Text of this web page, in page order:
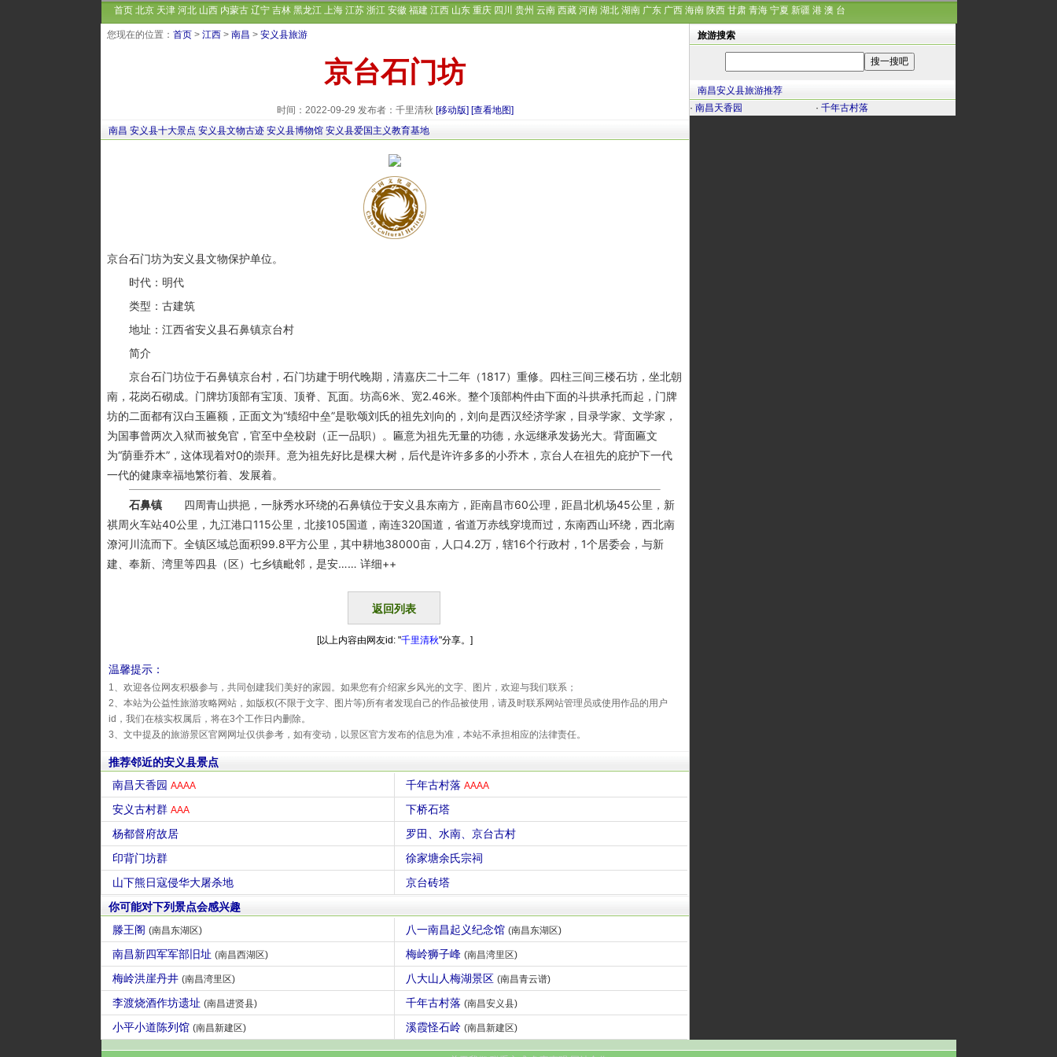
首页 北京 天津 河北 山西 内蒙古 辽宁 吉林 黑龙江 上海 江苏 浙江 安徽 福建 江西 山东 重庆 四川 贵州 云南 西藏 河南 湖北 湖南 广东 广西 海南 陕西 甘肃 青海 宁夏 新疆 港 澳 台
您现在的位置： 首页 > 江西 > 南昌 > 安义县旅游
京台石门坊
时间：2022-09-29 发布者：千里清秋 [移动版] [查看地图]
南昌 安义县十大景点 安义县文物古迹 安义县博物馆 安义县爱国主义教育基地
京台石门坊为安义县文物保护单位。
时代：明代
类型：古建筑
地址：江西省安义县石鼻镇京台村
简介
京台石门坊位于石鼻镇京台村，石门坊建于明代晚期，清嘉庆二十二年（1817）重修。四柱三间三楼石坊，坐北朝
南，花岗石砌成。门牌坊顶部有宝顶、顶脊、瓦面。坊高6米、宽2.46米。整个顶部构件由下面的斗拱承托而起，门牌
坊的二面都有汉白玉匾额，正面文为“绩绍中垒”是歌颂刘氏的祖先刘向的，刘向是西汉经济学家，目录学家、文学家，
为国事曾两次入狱而被免官，官至中垒校尉（正一品职）。匾意为祖先无量的功德，永远继承发扬光大。背面匾文
为“荫垂乔木”，这体现着对0的崇拜。意为祖先好比是棵大树，后代是许许多多的小乔木，京台人在祖先的庇护下一代
一代的健康幸福地繁衍着、发展着。
石鼻镇 四周青山拱挹，一脉秀水环绕的石鼻镇位于安义县东南方，距南昌市60公理，距昌北机场45公里，新
祺周火车站40公里，九江港口115公里，北接105国道，南连320国道，省道万赤线穿境而过，东南西山环绕，西北南
潦河川流而下。全镇区域总面积99.8平方公里，其中耕地38000亩，人口4.2万，辖16个行政村，1个居委会，与新
建、奉新、湾里等四县（区）七乡镇毗邻，是安…… 详细++
返回列表
[以上内容由网友id: "千里清秋"分享。]
温馨提示：
1、欢迎各位网友积极参与，共同创建我们美好的家园。如果您有介绍家乡风光的文字、图片，欢迎与我们联系；
2、本站为公益性旅游攻略网站，如版权(不限于文字、图片等)所有者发现自己的作品被使用，请及时联系网站管理员或使用作品的用户
id，我们在核实权属后，将在3个工作日内删除。
3、文中提及的旅游景区官网网址仅供参考，如有变动，以景区官方发布的信息为准，本站不承担相应的法律责任。
推荐邻近的安义县景点
南昌天香园 AAAA 千年古村落 AAAA
安义古村群 AAA
下桥石塔
杨都督府故居
罗田、水南、京台古村
印背门坊群
徐家塘余氏宗祠
山下熊日寇侵华大屠杀地
京台砖塔
你可能对下列景点会感兴趣
滕王阁 (南昌东湖区) 八一南昌起义纪念馆 (南昌东湖区)
南昌新四军军部旧址 (南昌西湖区) 梅岭狮子峰 (南昌湾里区)
梅岭洪崖丹井 (南昌湾里区) 八大山人梅湖景区 (南昌青云谱)
李渡烧酒作坊遗址 (南昌进贤县) 千年古村落 (南昌安义县)
小平小道陈列馆 (南昌新建区) 溪霞怪石岭 (南昌新建区)
旅游搜索
南昌安义县旅游推荐
· 南昌天香园 · 千年古村落